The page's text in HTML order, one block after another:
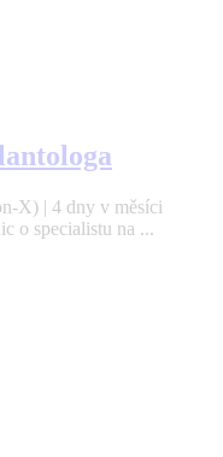
X) | 4 dny v měsíci
o specialistu na ...